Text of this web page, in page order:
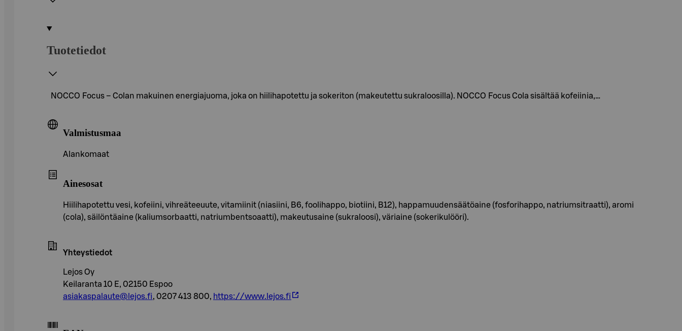
Tuotetiedot
NOCCO Focus – Colan makuinen energiajuoma, joka on hiilihapotettu ja sokeriton (makeutettu sukraloosilla). NOCCO Focus Cola sisältää kofeiinia,…
Valmistusmaa
Alankomaat
Ainesosat
Hiilihapotettu vesi, kofeiini, vihreäteeuute, vitamiinit (niasiini, B6, foolihappo, biotiini, B12), happamuudensäätöaine (fosforihappo, natriumsitraatti), aromi
(cola), säilöntäaine (kaliumsorbaatti, natriumbentsoaatti), makeutusaine (sukraloosi), väriaine (sokerikulööri).
Yhteystiedot
Lejos Oy
Keilaranta 10 E, 02150 Espoo
asiakaspalaute@lejos.fi, 0207 413 800, https://www.lejos.fi